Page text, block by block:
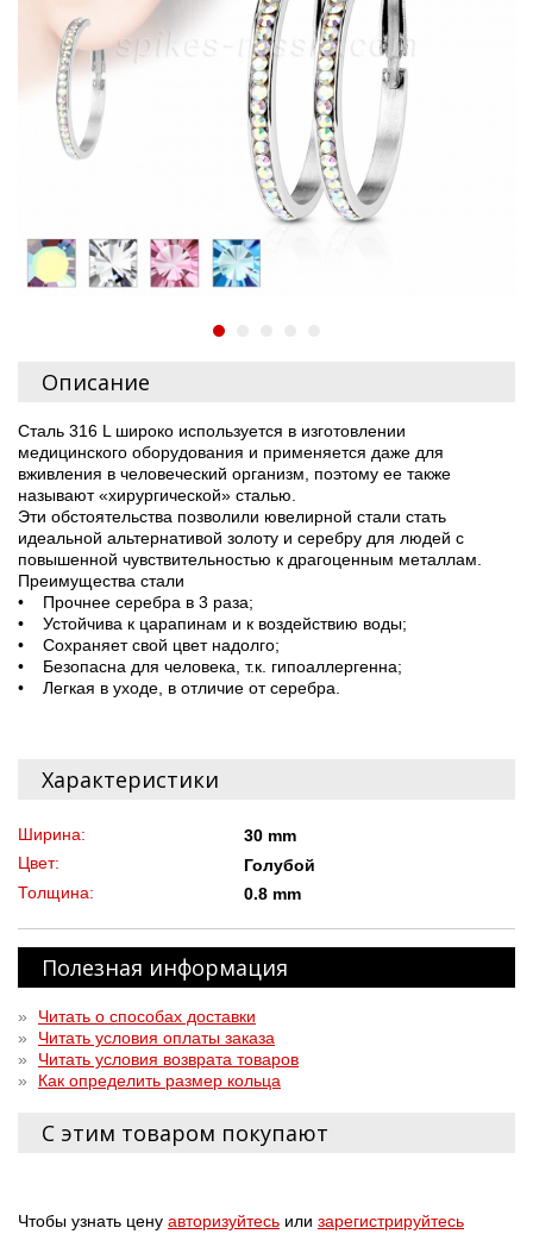
Описание
Сталь 316 L широко используется в изготовлении
медицинского оборудования и применяется даже для
вживления в человеческий организм, поэтому ее также
называют «хирургической» сталью.
Эти обстоятельства позволили ювелирной стали стать
идеальной альтернативой золоту и серебру для людей с
повышенной чувствительностью к драгоценным металлам.
Преимущества стали
• Прочнее серебра в 3 раза;
• Устойчива к царапинам и к воздействию воды;
• Сохраняет свой цвет надолго;
• Безопасна для человека, т.к. гипоаллергенна;
• Легкая в уходе, в отличие от серебра.
Характеристики
Ширина:
30 mm
Цвет:
Голубой
Толщина:
0.8 mm
Полезная информация
»
Читать о способах доставки
»
Читать условия оплаты заказа
»
Читать условия возврата товаров
»
Как определить размер кольца
С этим товаром покупают
Чтобы узнать цену авторизуйтесь или зарегистрируйтесь